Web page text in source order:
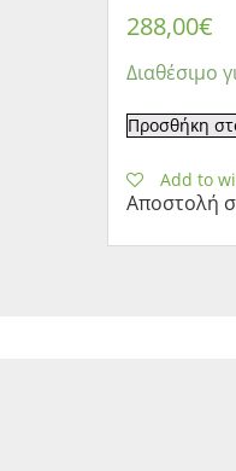
288,00€
Διαθέσιμο
Προσθήκη
Add to
Αποστολή